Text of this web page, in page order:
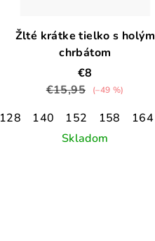
Žlté krátke tielko s holým
chrbátom
€8
€15,95
(–49 %)
128 140 152 158
164
Skladom